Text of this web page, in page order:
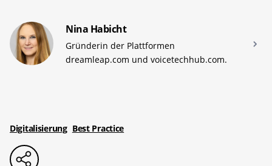
Nina Habicht
Gründerin der Plattformen
dreamleap.com und voicetechhub.com.
Digitalisierung Best Practice